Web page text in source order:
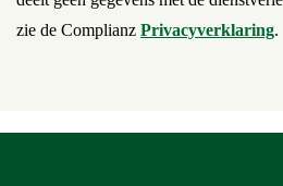
zie de Complianz Privacyverklaring.